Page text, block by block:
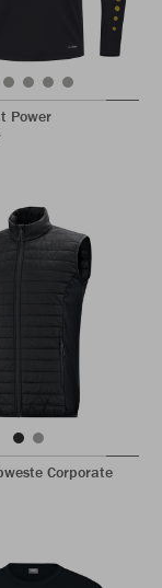
Power
Corporate